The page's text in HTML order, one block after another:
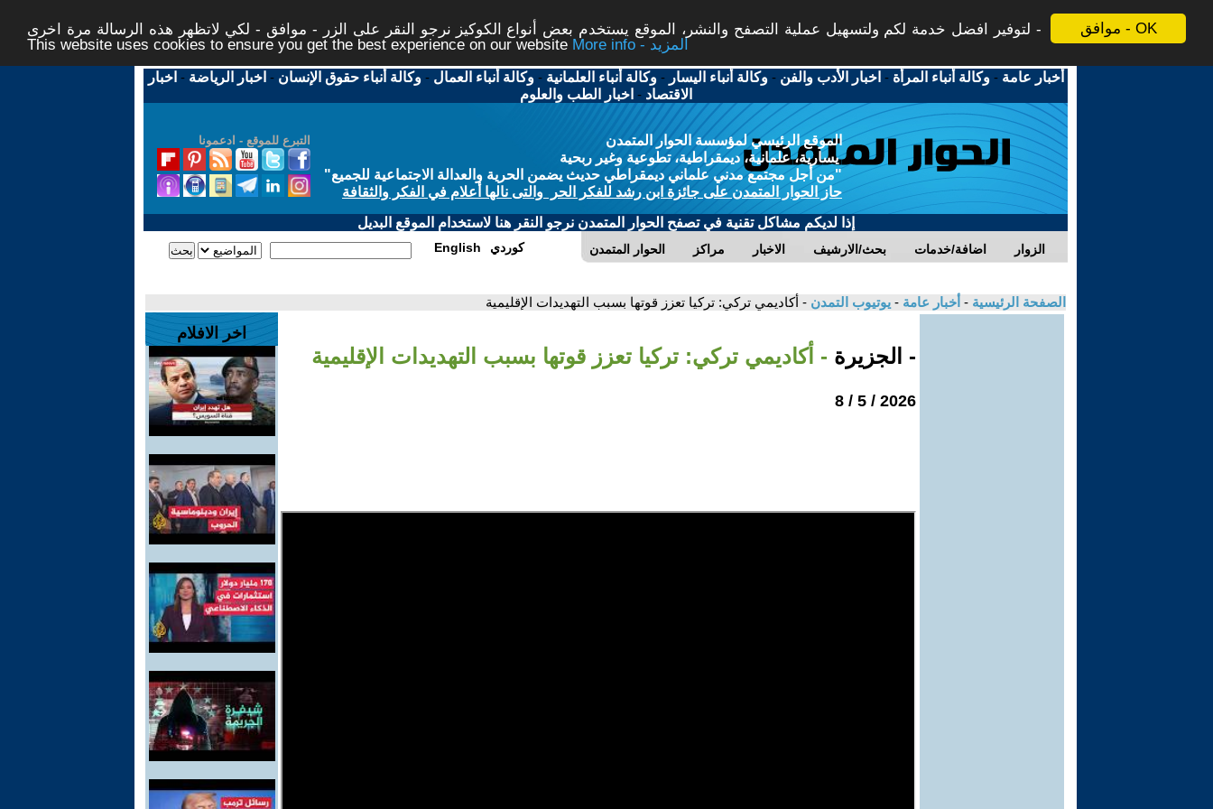
موافق - OK
لتوفير افضل خدمة لكم ولتسهيل عملية التصفح والنشر، الموقع يستخدم بعض أنواع الكوكيز نرجو النقر على الزر - موافق - لكي لاتظهر هذه الرسالة مرة اخرى -
This website uses cookies to ensure you get the best experience on our website
More info - المزيد
أخبار عامة -وكالة أنباء المرأة - اخبار الأدب والفن -وكالة أنباء اليسار -وكالة أنباء العلمانية -وكالة أنباء العمال -وكالة أنباء حقوق الإنسان - اخبار الرياضة - اخبار
الاقتصاد - اخبار الطب والعلوم
التبرع للموقع - ادعمونا
الموقع الرئيسي لمؤسسة الحوار المتمدن
يسارية، علمانية، ديمقراطية، تطوعية وغير ربحية
"من أجل مجتمع مدني علماني ديمقراطي حديث يضمن الحرية والعدالة الاجتماعية للجميع"
حاز الحوار المتمدن على جائزة ابن رشد للفكر الحر والتى نالها أعلام في الفكر والثقافة
إذا لديكم مشاكل تقنية في تصفح الحوار المتمدن نرجو النقر هنا لاستخدام الموقع البديل
الحوار المتمدن مراكز الاخبار بحث/الارشيف اضافة/خدمات الزوار English كوردي
الصفحة الرئيسية - أخبار عامة - يوتيوب التمدن - أكاديمي تركي: تركيا تعزز قوتها بسبب التهديدات الإقليمية
- الجزيرة - أكاديمي تركي: تركيا تعزز قوتها بسبب التهديدات الإقليمية
2026 / 5 / 8
اخر الافلام